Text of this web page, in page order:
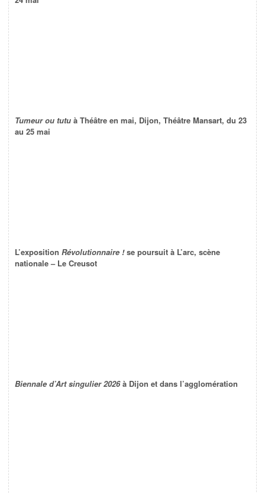
Tumeur ou tutu à Théâtre en mai, Dijon, Théâtre Mansart, du 23
au 25 mai
L’exposition Révolutionnaire !se poursuit à L’arc, scène
nationale – Le Creusot
Biennale d’Art singulier 2026à Dijon et dans l’agglomération